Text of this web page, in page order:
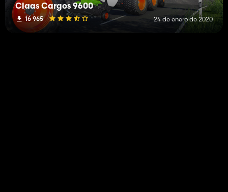
Claas Cargos 9600
16 965 24 de enero de 2020